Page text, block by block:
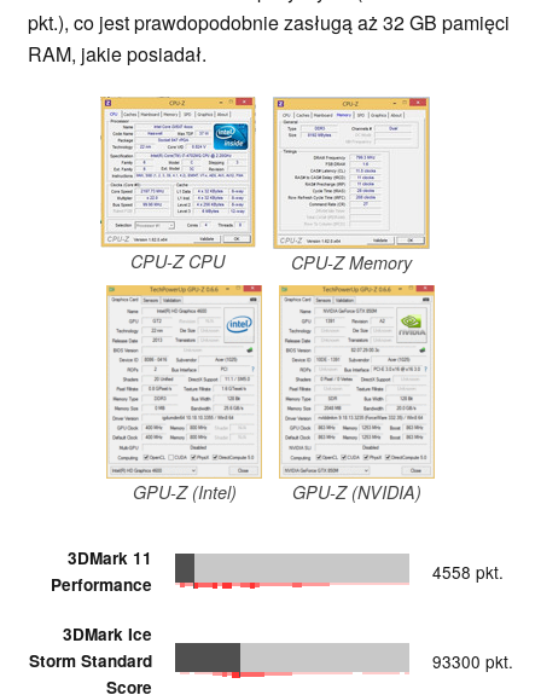
pkt.), co jest prawdopodobnie zasługą aż 32 GB pamięci
RAM, jakie posiadał.
CPU-Z CPU CPU-Z Memory
GPU-Z (Intel) GPU-Z (NVIDIA)
3DMark 11
Performance
4558 pkt.
3DMark Ice
Storm Standard
Score
93300 pkt.